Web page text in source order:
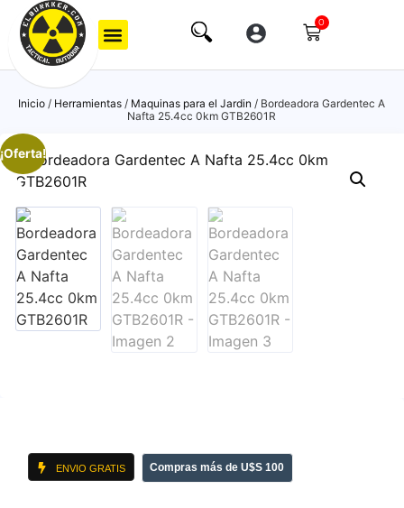
0
Inicio / Herramientas / Maquinas para el Jardin / Bordeadora Gardentec A
Nafta 25.4cc 0km GTB2601R
¡Oferta!
ENVIO GRATIS Compras más de U$S 100